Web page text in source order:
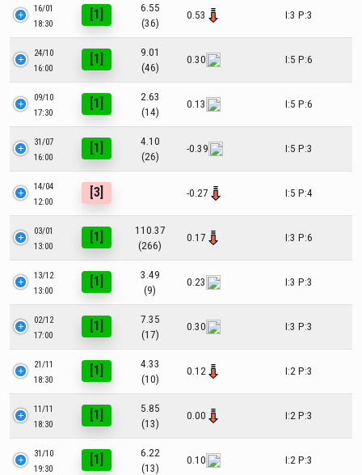
16/01
18:30
[1]
6.55
(36)
0.53 I:3 P:3
24/10
16:00
[1]
9.01
(46)
0.30 I:5 P:6
09/10
17:30
[1]
2.63
(14)
0.13 I:5 P:6
31/07
16:00
[1]
4.10
(26)
-0.39 I:5 P:3
14/04
12:00
[3] -0.27 I:5 P:4
03/01
13:00
[1]
110.37
(266)
0.17 I:3 P:6
13/12
13:00
[1]
3.49
(9)
0.23 I:3 P:3
02/12
17:00
[1]
7.35
(17)
0.30 I:3 P:3
21/11
18:30
[1]
4.33
(10)
0.12 I:2 P:3
11/11
18:30
[1]
5.85
(13)
0.00 I:2 P:3
31/10
19:30
[1]
6.22
(13)
0.10 I:2 P:3